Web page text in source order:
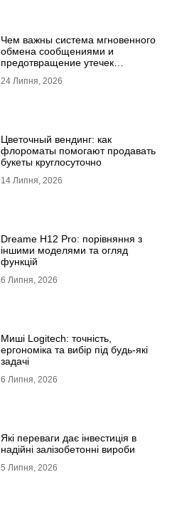
Чем важны система мгновенного
обмена сообщениями и
предотвращение утечек
24 Липня, 2026
Цветочный вендинг: как
флороматы помогают продавать
букеты круглосуточно
14 Липня, 2026
Dreame H12 Pro: порівняння з
іншими моделями та огляд
функцій
6 Липня, 2026
Миші Logitech: точність,
ергономіка та вибір під будь-які
задачі
6 Липня, 2026
Які переваги дає інвестиція в
надійні залізобетонні вироби
5 Липня, 2026